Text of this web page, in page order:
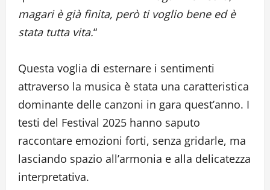
magari è già finita, però ti voglio bene ed è
stata tutta vita.“
Questa voglia di esternare i sentimenti
attraverso la musica è stata una caratteristica
dominante delle canzoni in gara quest’anno. I
testi del Festival 2025 hanno saputo
raccontare emozioni forti, senza gridarle, ma
lasciando spazio all’armonia e alla delicatezza
interpretativa.